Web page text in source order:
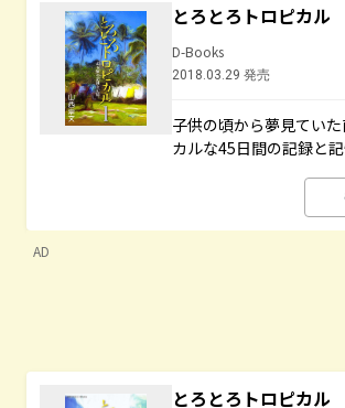
とろとろトロピカ
D-Books
2018.03.29 発売
子供の頃から夢見てい
カルな45日間の記録と記
AD
とろとろトロピカ